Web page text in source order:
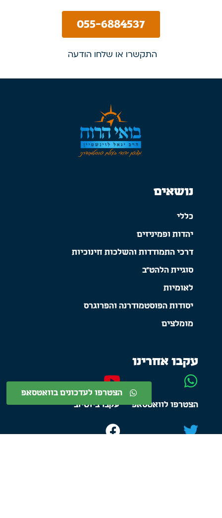
055-6884537
התקשרו או שלחו הודעה
נושאים
כללי
יהדות ופמיניזים
דרכי התמודדות והשלכות חינוכיות
סוגיית הלהט"ב
לאומיות
יסודות הפוסטמודרנה והפרוגרס
מומלצים
עקבו אחרינו
הצטרפו לוואטסאפ עקבו ביוטיוב
הצטרפו לעדכונים בוואטסאפ